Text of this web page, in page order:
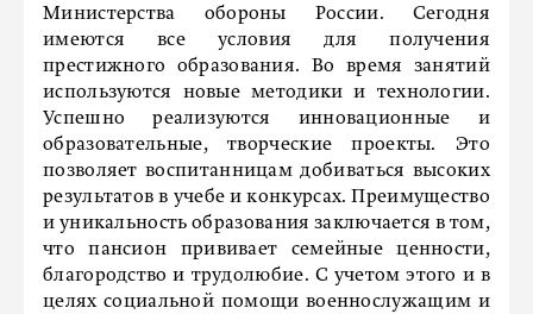
Министерства обороны России. Сегодня
имеются все условия для получения
престижного образования. Во время занятий
используются новые методики и технологии.
Успешно реализуются инновационные и
образовательные, творческие проекты. Это
позволяет воспитанницам добиваться высоких
результатов в учебе и конкурсах. Преимущество
и уникальность образования заключается в том,
что пансион прививает семейные ценности,
благородство и трудолюбие. С учетом этого и в
целях социальной помощи военнослужащим и